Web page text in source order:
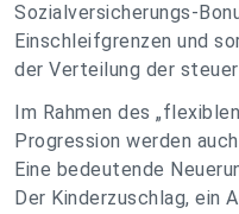
Sozialversicherungs-
Einschleifgrenzen und
der Verteilung der
Im Rahmen des
Progression werden
Eine bedeutende
Der Kinderzuschlag, ein